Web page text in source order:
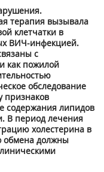
терапия вызывала
клетчатки в
ВИЧ-инфекцией.
с
как пожилой
обследование
признаков
содержания липидов
В период лечения
холестерина в
обмена должны